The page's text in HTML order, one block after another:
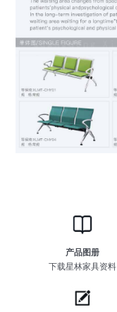
产品图册
下载星林家具资料